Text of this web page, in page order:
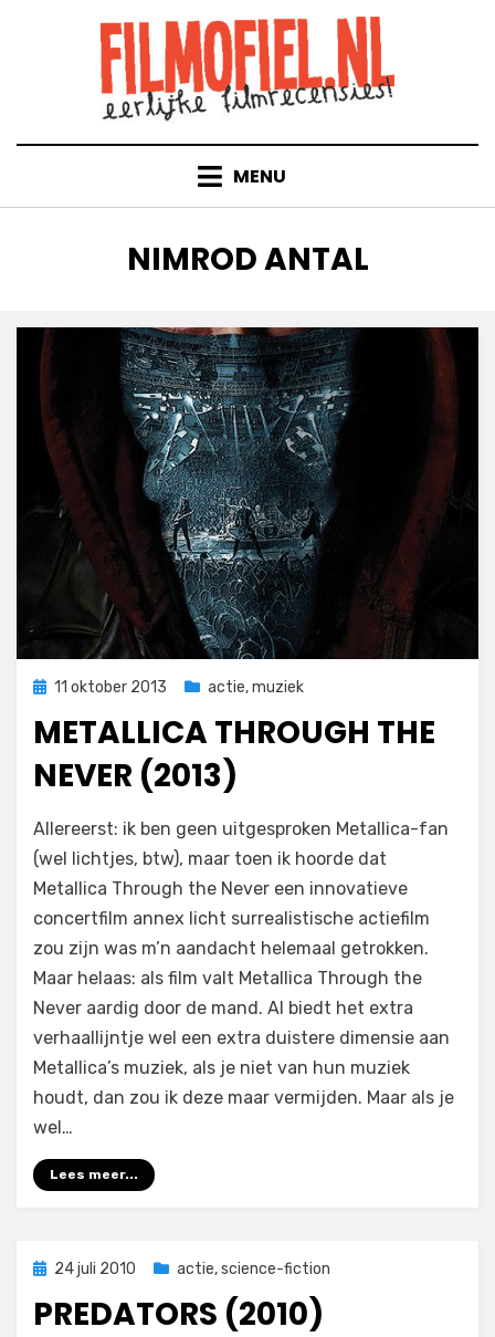
MENU
TAG
:
NIMROD ANTAL
Geplaatst
11 oktober 2013 actie,muziek
METALLICA THROUGH THE
NEVER (2013)
Filmofiel.nl
Laat een reactie achter
op
Metallica
Through
the
Never
(2013)
Allereerst: ik ben geen uitgesproken Metallica-fan
(wel lichtjes, btw), maar toen ik hoorde dat
Metallica Through the Never een innovatieve
concertfilm annex licht surrealistische actiefilm
zou zijn was m’n aandacht helemaal getrokken.
Maar helaas: als film valt Metallica Through the
Never aardig door de mand. Al biedt het extra
verhaallijntje wel een extra duistere dimensie aan
Metallica’s muziek, als je niet van hun muziek
houdt, dan zou ik deze maar vermijden. Maar als je
wel…
Lees meer...
Geplaatst
24 juli 2010 actie,science-fiction
PREDATORS (2010)